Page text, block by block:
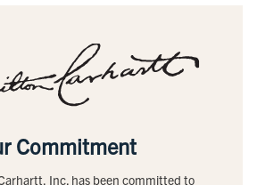
Commitment
Inc. has been committed to